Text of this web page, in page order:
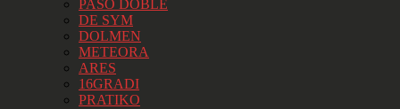
PASO DOBLE
DE SYM
DOLMEN
METEORA
ARES
16GRADI
PRATIKO